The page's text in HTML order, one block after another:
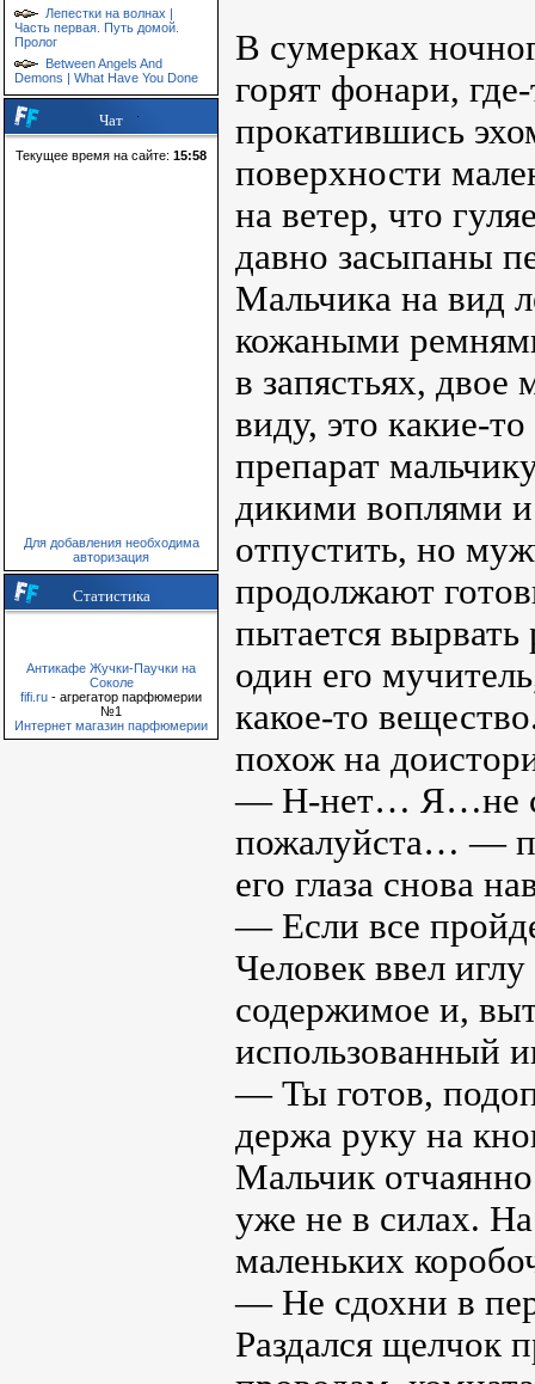
Лепестки на волнах |
Часть первая. Путь домой.
Пролог
Between Angels And
Demons | What Have You Done
Чат
Текущее время на сайте: 15:58
Для добавления необходима
авторизация
Статистика
Антикафе Жучки-Паучки на
Соколе
fifi.ru - агрегатор парфюмерии
№1
Интернет магазин парфюмерии
В сумерках
горят фонари,
прокатившись
поверхности
на ветер, что
давно засыпаны
Мальчика на вид
кожаными
в запястьях,
виду, это какие-
препарат
дикими воплями и
отпустить, но
продолжают
пытается вырвать
один его
какое-то
похож на
— Н-нет… Я…не
пожалуйста… —
его глаза снова
— Если все
Человек ввел
содержимое и,
использованный
— Ты готов,
держа руку на
Мальчик
уже не в силах.
маленьких
— Не сдохни в
Раздался щелчок